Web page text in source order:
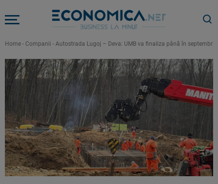
Home - Companii - Autostrada Lugoj – Deva: UMB va finaliza până în